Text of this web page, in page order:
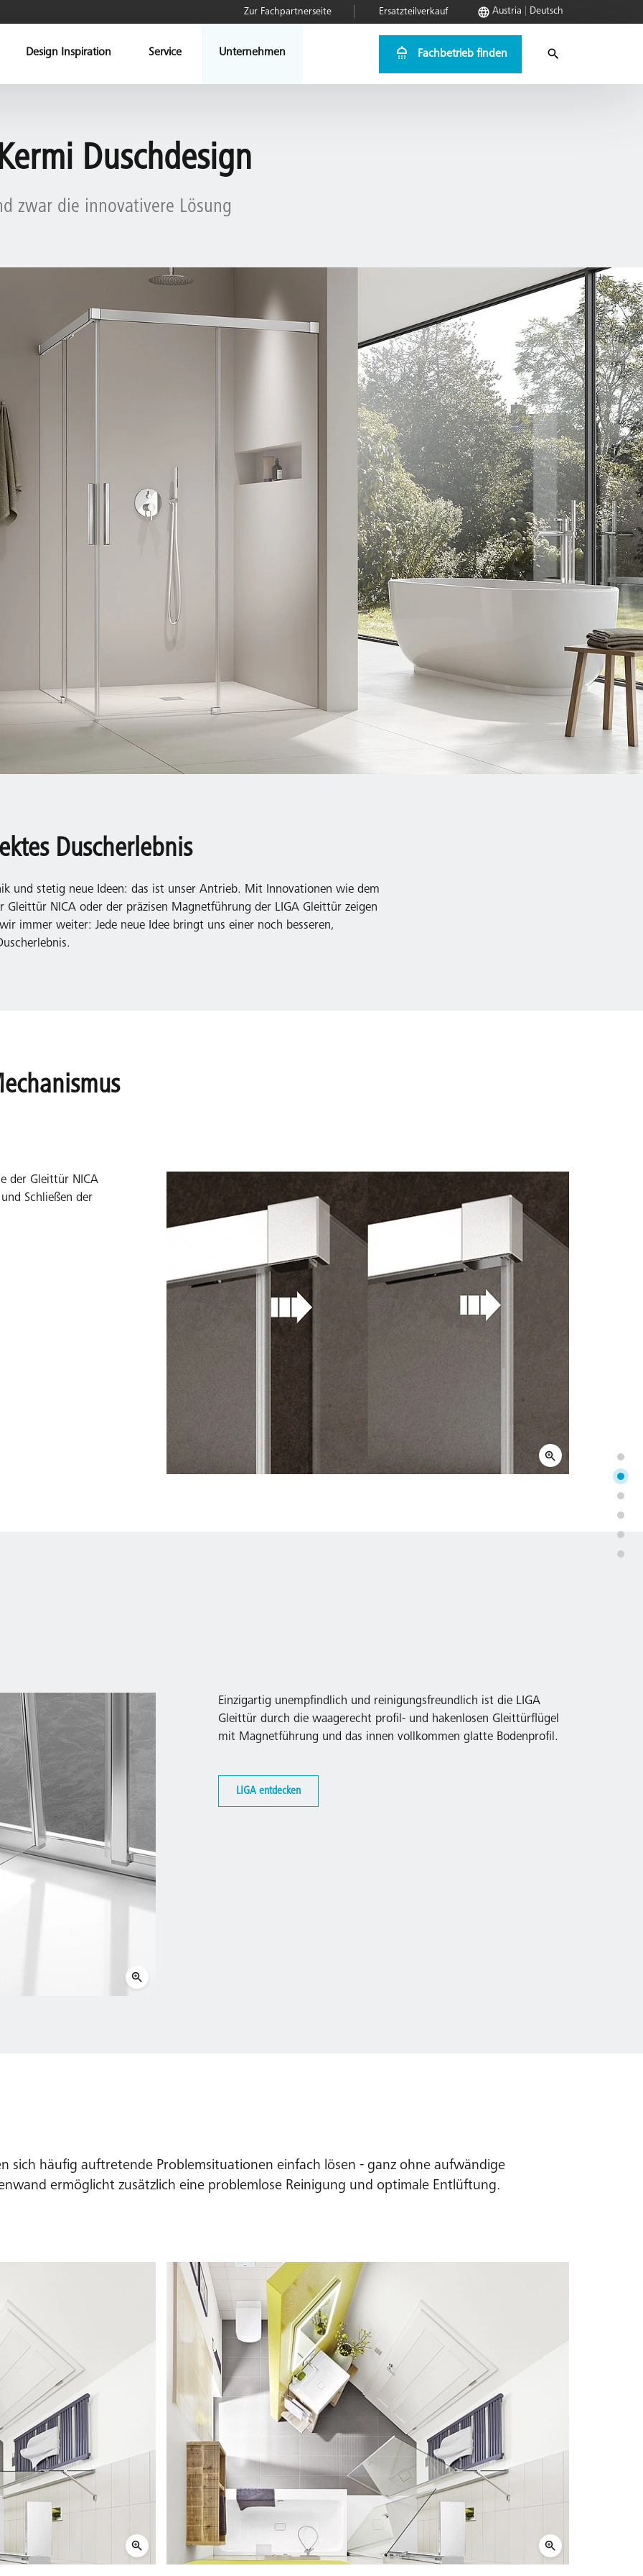
Zur Fachpartnerseite Ersatzteilverkauf Austria Deutsch
Design Inspiration Service Unternehmen Fachbetrieb finden
Duschdesign
zwar die innovativere Lösung
Duscherlebnis
und stetig neue Ideen: das ist unser Antrieb. Mit Innovationen wie dem
Gleittür NICA oder der präzisen Magnetführung der LIGA Gleittür zeigen
immer weiter: Jede neue Idee bringt uns einer noch besseren,
der Gleittür NICA
Schließen der
Einzigartig unempfindlich und reinigungsfreundlich ist die LIGA
Gleittür durch die waagerecht profil- und hakenlosen Gleittürflügel
mit Magnetführung und das innen vollkommen glatte Bodenprofil.
LIGA entdecken
sich häufig auftretende Problemsituationen einfach lösen - ganz ohne aufwändige
ermöglicht zusätzlich eine problemlose Reinigung und optimale Entlüftung.